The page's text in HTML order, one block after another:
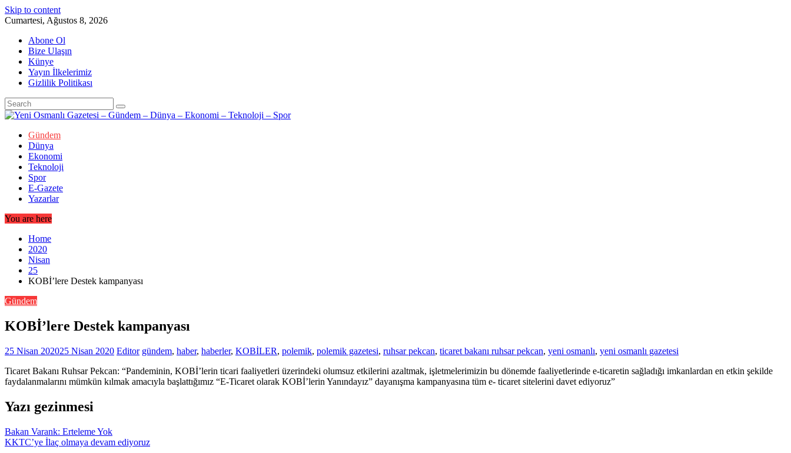
Skip to content
Cumartesi, Ağustos 8, 2026
Abone Ol
Bize Ulaşın
Künye
Yayın İlkelerimiz
Gizlilik Politikası
Gündem
Dünya
Ekonomi
Teknoloji
Spor
E-Gazete
Yazarlar
You are here
Home
2020
Nisan
25
KOBİ’lere Destek kampanyası
Gündem
KOBİ’lere Destek kampanyası
25 Nisan 202025 Nisan 2020 Editor gündem, haber, haberler, KOBİLER, polemik, polemik gazetesi, ruhsar pekcan, ticaret bakanı ruhsar pekcan, yeni osmanlı, yeni osmanlı gazetesi
Ticaret Bakanı Ruhsar Pekcan: “Pandeminin, KOBİ’lerin ticari faaliyetleri üzerindeki olumsuz etkilerini azaltmak, işletmelerimizin bu dönemde faaliyetlerinde e-ticaretin sağladığı imkanlardan en etkin şekilde
faydalanmalarını mümkün kılmak amacıyla başlattığımız “E-Ticaret olarak KOBİ’lerin Yanındayız” dayanışma kampanyasına tüm e- ticaret sitelerini davet ediyoruz”
Yazı gezinmesi
Bakan Varank: Erteleme Yok
KKTC’ye İlaç olmaya devam ediyoruz